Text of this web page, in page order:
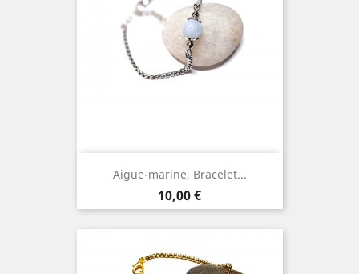
Aigue-marine, Bracelet...
Prix
10,00 €